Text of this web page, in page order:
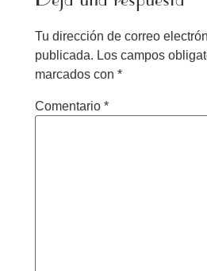
Tu dirección de correo
publicada. Los campos
marcados con *
Comentario *